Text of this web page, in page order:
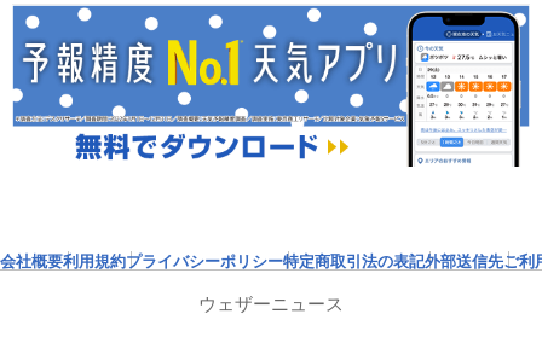
会社概要利用規約プライバシーポリシー特定商取引法の表記外部送信先ご利
ウェザーニュース